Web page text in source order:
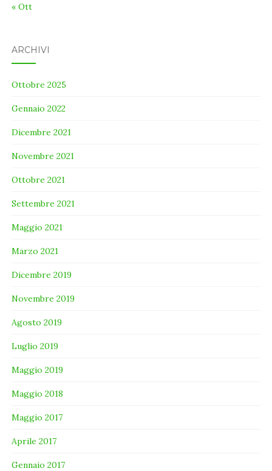
« Ott
ARCHIVI
Ottobre 2025
Gennaio 2022
Dicembre 2021
Novembre 2021
Ottobre 2021
Settembre 2021
Maggio 2021
Marzo 2021
Dicembre 2019
Novembre 2019
Agosto 2019
Luglio 2019
Maggio 2019
Maggio 2018
Maggio 2017
Aprile 2017
Gennaio 2017